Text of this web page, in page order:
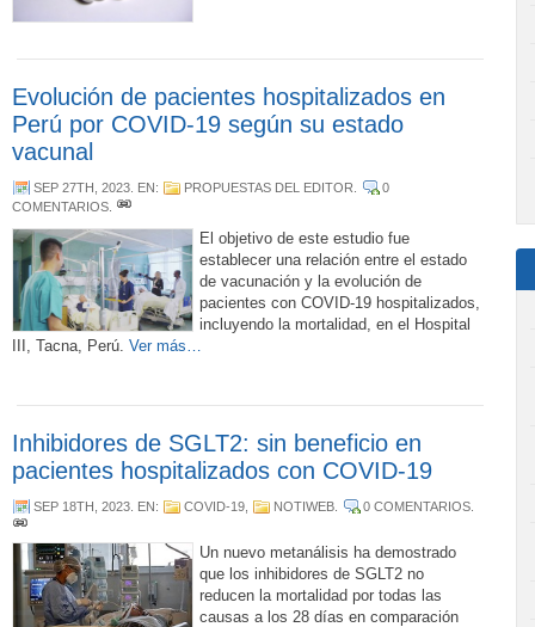
Evolución de pacientes hospitalizados en
Perú por COVID-19 según su estado
vacunal
SEP 27TH, 2023 . EN: PROPUESTAS DEL EDITOR
0
COMENTARIOS
El objetivo de este estudio fue
establecer una relación entre el estado
de vacunación y la evolución de
pacientes con COVID-19 hospitalizados,
incluyendo la mortalidad, en el Hospital
III, Tacna, Perú. Ver más…
Inhibidores de SGLT2: sin beneficio en
pacientes hospitalizados con COVID-19
SEP 18TH, 2023 . EN: COVID-19 NOTIWEB 0 COMENTARIOS
Un nuevo metanálisis ha demostrado
que los inhibidores de SGLT2 no
reducen la mortalidad por todas las
causas a los 28 días en comparación